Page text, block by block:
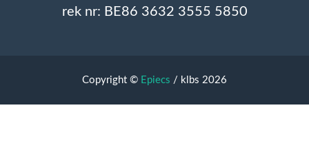
rek nr: BE86 3632 3555 5850
Copyright © Epiecs / klbs 2026